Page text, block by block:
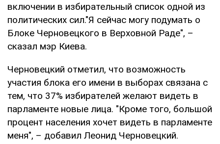
включении в избирательный список одной из
политических сил."Я сейчас могу подумать о
Блоке Черновецкого в Верховной Раде", –
сказал мэр Киева.
Черновецкий отметил, что возможность
участия блока его имени в выборах связана с
тем, что 37% избирателей желают видеть в
парламенте новые лица. "Кроме того, большой
процент населения хочет видеть в парламенте
меня", – добавил Леонид Черновецкий.